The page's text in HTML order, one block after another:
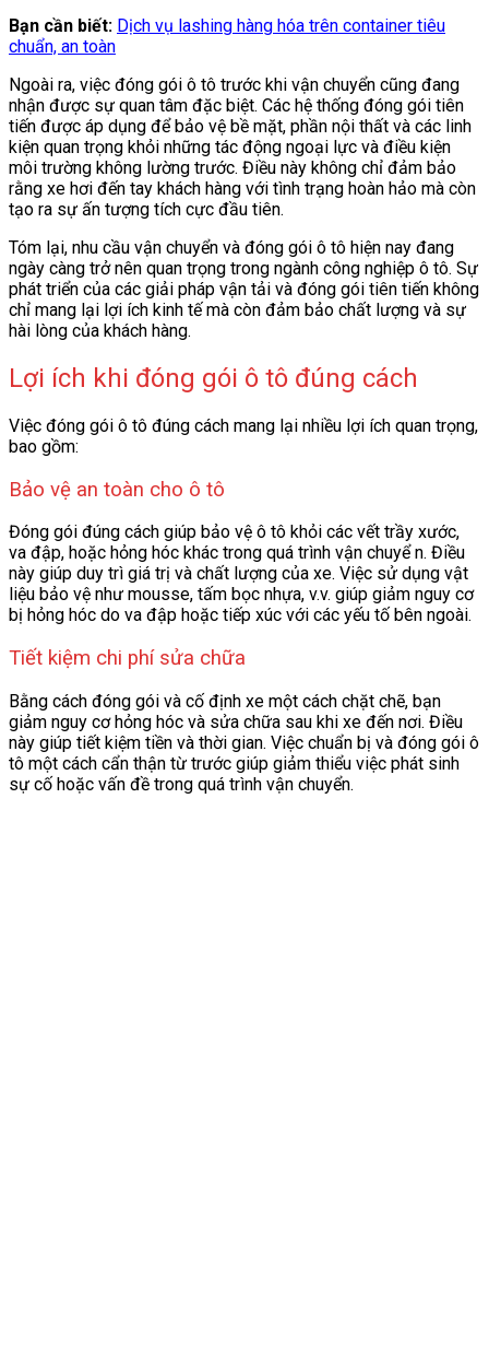
Bạn cần biết: Dịch vụ lashing hàng hóa trên container tiêu
chuẩn, an toàn
Ngoài ra, việc đóng gói ô tô trước khi vận chuyển cũng đang
nhận được sự quan tâm đặc biệt. Các hệ thống đóng gói tiên
tiến được áp dụng để bảo vệ bề mặt, phần nội thất và các linh
kiện quan trọng khỏi những tác động ngoại lực và điều kiện
môi trường không lường trước. Điều này không chỉ đảm bảo
rằng xe hơi đến tay khách hàng với tình trạng hoàn hảo mà còn
tạo ra sự ấn tượng tích cực đầu tiên.
Tóm lại, nhu cầu vận chuyển và đóng gói ô tô hiện nay đang
ngày càng trở nên quan trọng trong ngành công nghiệp ô tô. Sự
phát triển của các giải pháp vận tải và đóng gói tiên tiến không
chỉ mang lại lợi ích kinh tế mà còn đảm bảo chất lượng và sự
hài lòng của khách hàng.
Lợi ích khi đóng gói ô tô đúng cách
Việc đóng gói ô tô đúng cách mang lại nhiều lợi ích quan trọng,
bao gồm:
Bảo vệ an toàn cho ô tô
Đóng gói đúng cách giúp bảo vệ ô tô khỏi các vết trầy xước,
va đập, hoặc hỏng hóc khác trong quá trình vận chuyể n. Điều
này giúp duy trì giá trị và chất lượng của xe. Việc sử dụng vật
liệu bảo vệ như mousse, tấm bọc nhựa, v.v. giúp giảm nguy cơ
bị hỏng hóc do va đập hoặc tiếp xúc với các yếu tố bên ngoài.
Tiết kiệm chi phí sửa chữa
Bằng cách đóng gói và cố định xe một cách chặt chẽ, bạn
giảm nguy cơ hỏng hóc và sửa chữa sau khi xe đến nơi. Điều
này giúp tiết kiệm tiền và thời gian. Việc chuẩn bị và đóng gói ô
tô một cách cẩn thận từ trước giúp giảm thiểu việc phát sinh
sự cố hoặc vấn đề trong quá trình vận chuyển.